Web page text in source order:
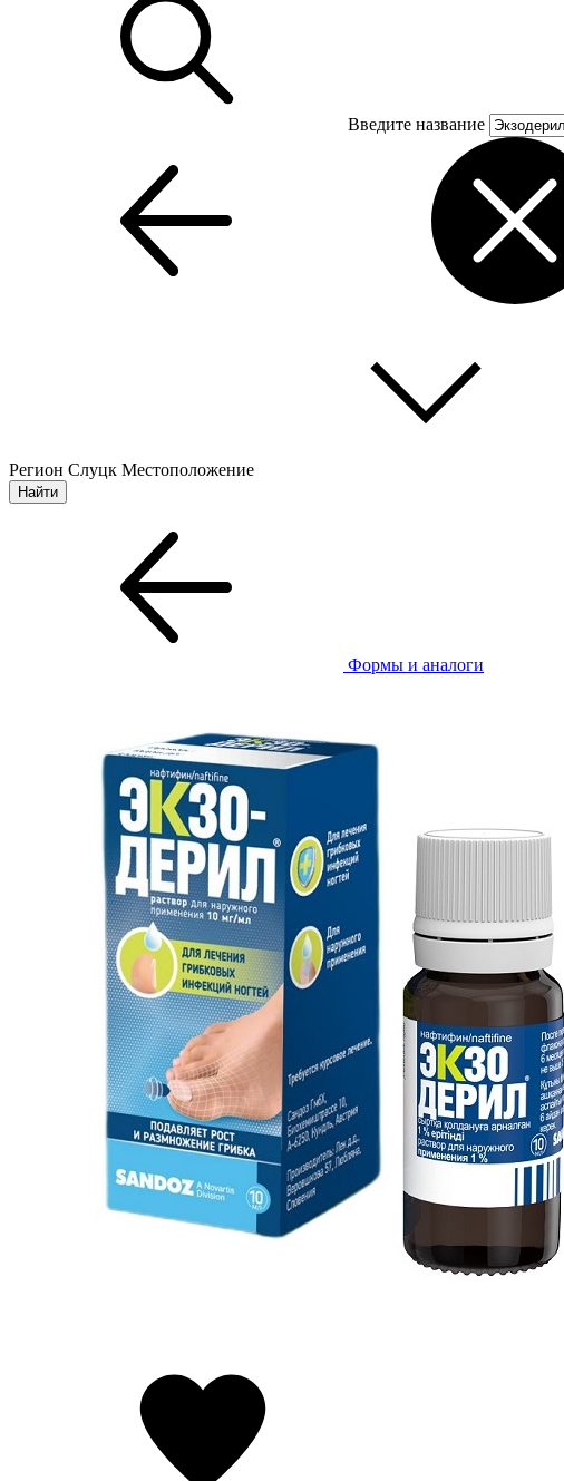
Введите название
Регион Слуцк Местоположение
Формы и аналоги